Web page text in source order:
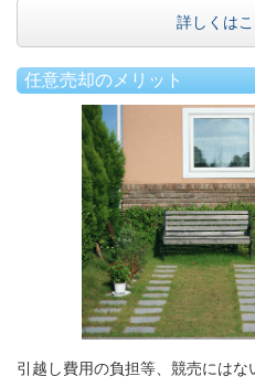
詳しくは
任意売却のメリット
引越し費用の負担等、競売にはな